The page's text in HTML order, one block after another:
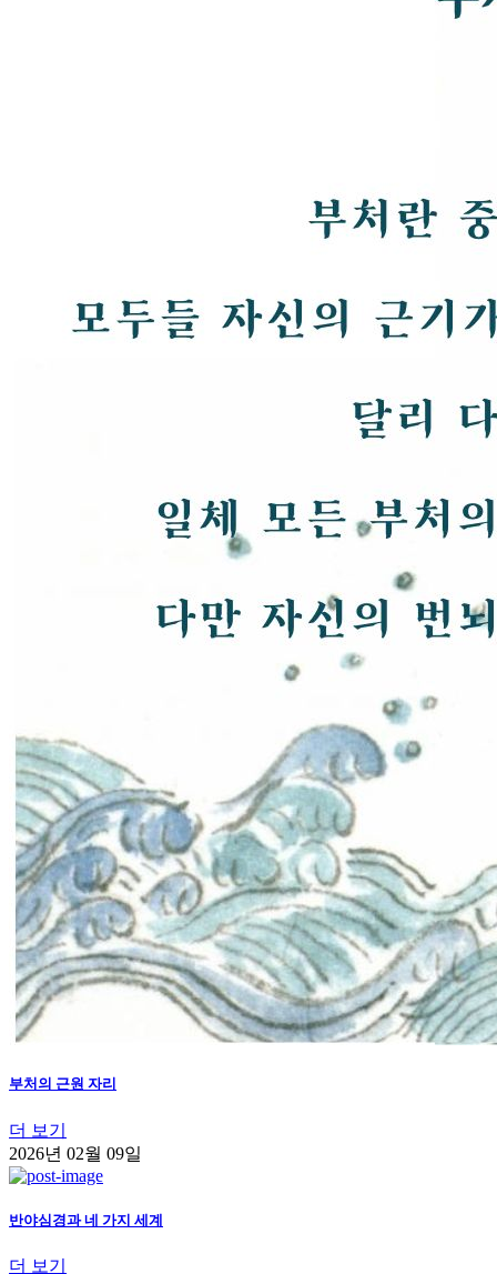
부처의 근원 자리
더 보기
2026년 02월 09일
반야심경과 네 가지 세계
더 보기